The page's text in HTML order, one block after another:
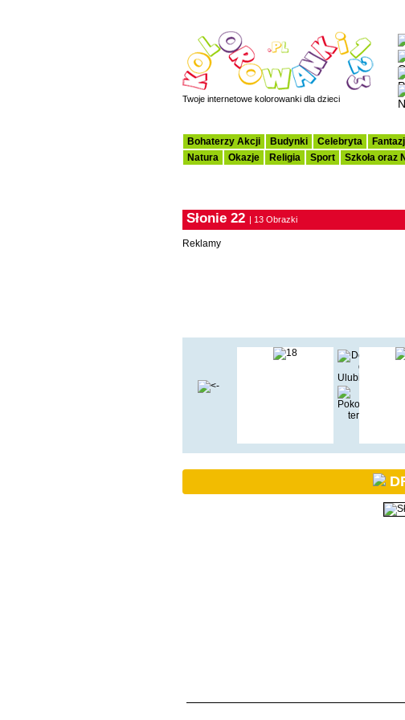
Twoje internetowe kolorowanki dla dzieci
Bohaterzy Akcji Budynki Celebryta
Natura
Okazje Religia Sport Szkoła oraz
Słonie 22 | 13 Obrazki
Reklamy